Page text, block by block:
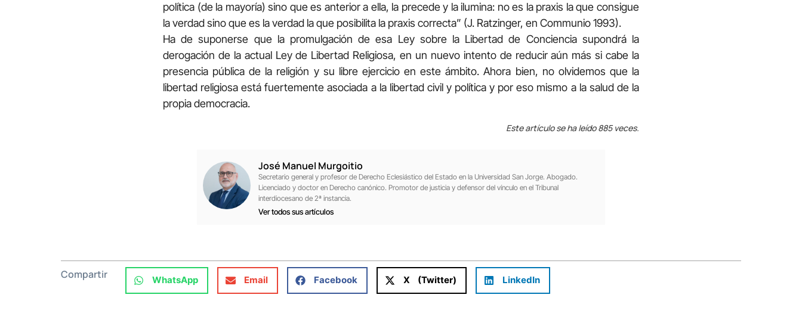
política (de la mayoría) sino que es anterior a ella, la precede y la ilumina: no es la praxis la que consigue
la verdad sino que es la verdad la que posibilita la praxis correcta” (J. Ratzinger, en Communio 1993).
Ha de suponerse que la promulgación de esa Ley sobre la Libertad de Conciencia supondrá la
derogación de la actual Ley de Libertad Religiosa, en un nuevo intento de reducir aún más si cabe la
presencia pública de la religión y su libre ejercicio en este ámbito. Ahora bien, no olvidemos que la
libertad religiosa está fuertemente asociada a la libertad civil y política y por eso mismo a la salud de la
propia democracia.
Este artículo se ha leído 885 veces.
José Manuel Murgoitio
Secretario general y profesor de Derecho Eclesiástico del Estado en la Universidad San Jorge. Abogado.
Licenciado y doctor en Derecho canónico. Promotor de justicia y defensor del vínculo en el Tribunal
interdiocesano de 2ª instancia.
Ver todos sus artículos
Compartir WhatsApp Email Facebook X (Twitter) LinkedIn